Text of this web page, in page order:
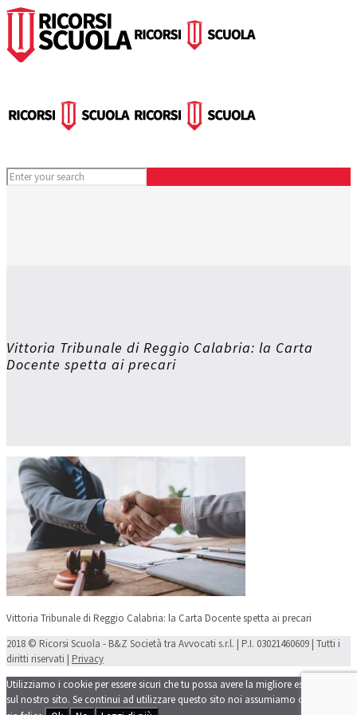
Vittoria Tribunale di Reggio Calabria: la Carta
Docente spetta ai precari
Vittoria Tribunale di Reggio Calabria: la Carta Docente spetta ai precari
2018 © Ricorsi Scuola - B&Z Società tra Avvocati s.r.l. | P.I. 03021460609 | Tutti i
diritti riservati | Privacy
Utilizziamo i cookie per essere sicuri che tu possa avere la migliore esperienza
sul nostro sito. Se continui ad utilizzare questo sito noi assumiamo che tu ne